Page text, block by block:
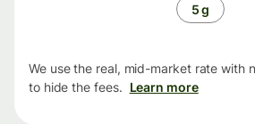
5 g
We use the real, mid-market rate with
to hide the fees. Learn more